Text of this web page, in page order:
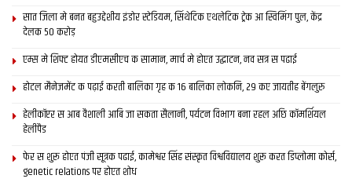
सात जिला मे बनत बहुउद्देशीय इंडोर स्‍टेडि‍यम, सिंथेटिक एथलेटिक ट्रेक आ स्विमिंग पुल, केंद्र
देलक 50 करोड़
एम्स मे शिफ्ट होयत डीएमसीएच क सामान, मार्च मे होएत उद्घाटन, नव सत्र स पढाई
होटल मैनेजमेंट क पढ़ाई करती बालिका गृह क 16 बालिका लोकनि, 29 कए जायतीह बेंगलुरु
हेलीकॉप्टर स आब वैशाली आबि जा सकता सैलानी, पर्यटन विभाग बना रहल अछि कॉमर्शियल
हेलीपैड
फेर स शुरू होएत पंजी सूत्रक पढाई, कामेश्वर सिंह संस्कृत विश्वविद्यालय शुरू करत डिप्लोमा कोर्स,
genetic relations पर होएत शोध